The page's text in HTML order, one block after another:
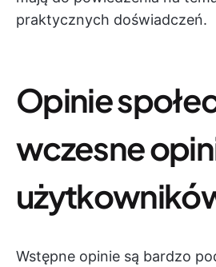
praktycznych doświadczeń.
Opinie
wczesne
Wstępne opinie są bardzo